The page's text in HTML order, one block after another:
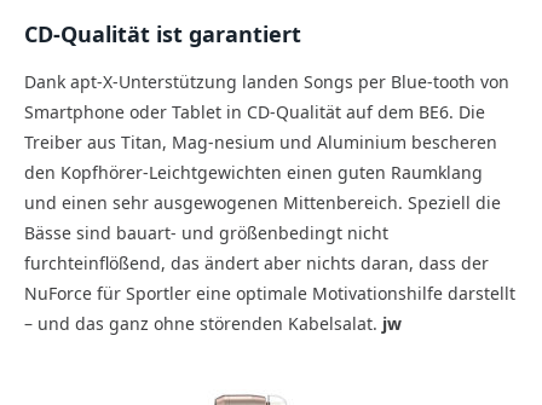
CD-Qualität ist garantiert
Dank apt-X-Unterstützung landen Songs per Blue-tooth von
Smartphone oder Tablet in CD-Qualität auf dem BE6. Die
Treiber aus Titan, Mag-nesium und Aluminium bescheren
den Kopfhörer-Leichtgewichten einen guten Raumklang
und einen sehr ausgewogenen Mittenbereich. Speziell die
Bässe sind bauart- und größenbedingt nicht
furchteinflößend, das ändert aber nichts daran, dass der
NuForce für Sportler eine optimale Motivationshilfe darstellt
– und das ganz ohne störenden Kabelsalat. jw